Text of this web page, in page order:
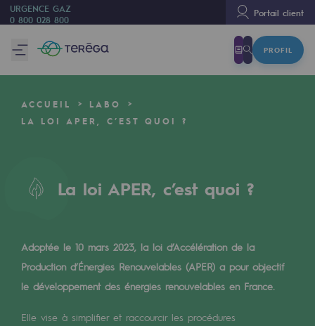
URGENCE GAZ
0 800 028 800
Portail client
PROFIL
Nous sommes
80 ans d'histoire
Accélérateur de la transition énergétique
Une organisation adaptative et ouverte
Une organisation adaptative et
Digitalisation
ACCUEIL
LABO
LA LOI APER, C’EST QUOI ?
La loi APER, c’est quoi ?
Adoptée le 10 mars 2023, la loi d’Accélération de la
Production d’Énergies Renouvelables (APER) a pour objectif
le développement des énergies renouvelables en France.
Elle vise à simplifier et raccourcir les procédures